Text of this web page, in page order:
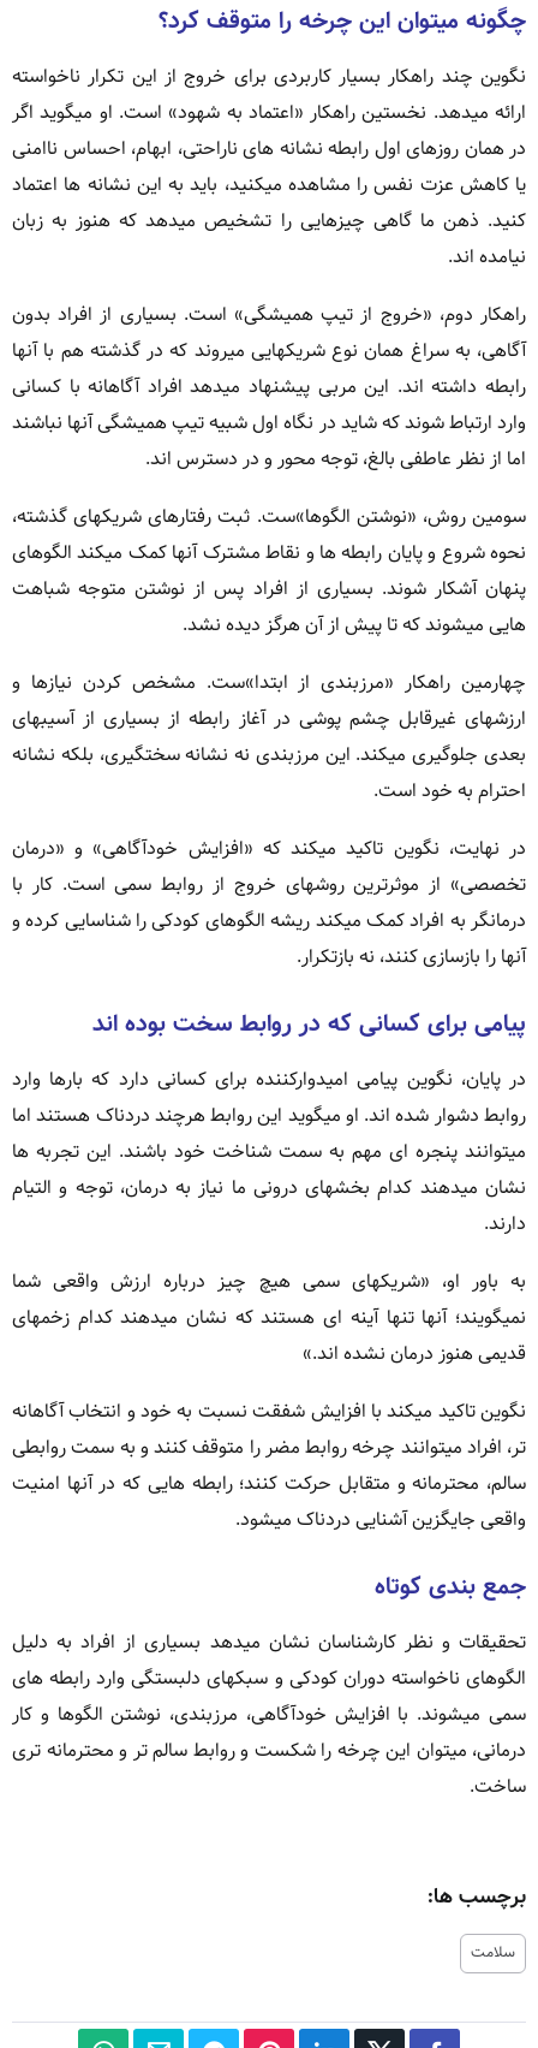
چگونه میتوان این چرخه را متوقف کرد؟
نگوین چند راهکار بسیار کاربردی برای خروج از این تکرار ناخواسته
ارائه میدهد. نخستین راهکار «اعتماد به شهود» است. او میگوید اگر
در همان روزهای اول رابطه نشانه های ناراحتی، ابهام، احساس ناامنی
یا کاهش عزت نفس را مشاهده میکنید، باید به این نشانه ها اعتماد
کنید. ذهن ما گاهی چیزهایی را تشخیص میدهد که هنوز به زبان
نیامده اند.
راهکار دوم، «خروج از تیپ همیشگی» است. بسیاری از افراد بدون
آگاهی، به سراغ همان نوع شریکهایی میروند که در گذشته هم با آنها
رابطه داشته اند. این مربی پیشنهاد میدهد افراد آگاهانه با کسانی
وارد ارتباط شوند که شاید در نگاه اول شبیه تیپ همیشگی آنها نباشند
اما از نظر عاطفی بالغ، توجه محور و در دسترس اند.
سومین روش، «نوشتن الگوها»ست. ثبت رفتارهای شریکهای گذشته،
نحوه شروع و پایان رابطه ها و نقاط مشترک آنها کمک میکند الگوهای
پنهان آشکار شوند. بسیاری از افراد پس از نوشتن متوجه شباهت
هایی میشوند که تا پیش از آن هرگز دیده نشد.
چهارمین راهکار «مرزبندی از ابتدا»ست. مشخص کردن نیازها و
ارزشهای غیرقابل چشم پوشی در آغاز رابطه از بسیاری از آسیبهای
بعدی جلوگیری میکند. این مرزبندی نه نشانه سختگیری، بلکه نشانه
احترام به خود است.
در نهایت، نگوین تاکید میکند که «افزایش خودآگاهی» و «درمان
تخصصی» از موثرترین روشهای خروج از روابط سمی است. کار با
درمانگر به افراد کمک میکند ریشه الگوهای کودکی را شناسایی کرده و
آنها را بازسازی کنند، نه بازتکرار.
پیامی برای کسانی که در روابط سخت بوده اند
در پایان، نگوین پیامی امیدوارکننده برای کسانی دارد که بارها وارد
روابط دشوار شده اند. او میگوید این روابط هرچند دردناک هستند اما
میتوانند پنجره ای مهم به سمت شناخت خود باشند. این تجربه ها
نشان میدهند کدام بخشهای درونی ما نیاز به درمان، توجه و التیام
دارند.
به باور او، «شریکهای سمی هیچ چیز درباره ارزش واقعی شما
نمیگویند؛ آنها تنها آینه ای هستند که نشان میدهند کدام زخمهای
قدیمی هنوز درمان نشده اند.»
نگوین تاکید میکند با افزایش شفقت نسبت به خود و انتخاب آگاهانه
تر، افراد میتوانند چرخه روابط مضر را متوقف کنند و به سمت روابطی
سالم، محترمانه و متقابل حرکت کنند؛ رابطه هایی که در آنها امنیت
واقعی جایگزین آشنایی دردناک میشود.
جمع بندی کوتاه
تحقیقات و نظر کارشناسان نشان میدهد بسیاری از افراد به دلیل
الگوهای ناخواسته دوران کودکی و سبکهای دلبستگی وارد رابطه های
سمی میشوند. با افزایش خودآگاهی، مرزبندی، نوشتن الگوها و کار
درمانی، میتوان این چرخه را شکست و روابط سالم تر و محترمانه تری
ساخت.
برچسب ها:
سلامت